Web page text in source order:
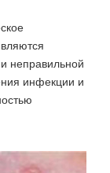
неправильной
инфекции и